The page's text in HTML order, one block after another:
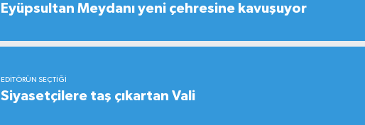
Eyüpsultan Meydanı yeni çehresine kavuşuyor
EDITÖRÜN SEÇTIĞI
Siyasetçilere taş çıkartan Vali